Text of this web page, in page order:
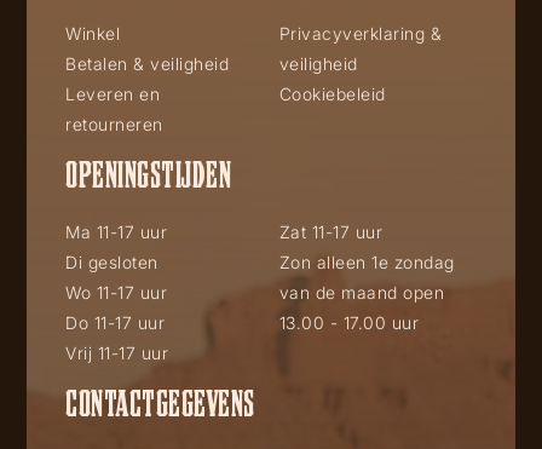
Winkel
Betalen & veiligheid
Leveren en
retourneren
Privacyverklaring &
veiligheid
Cookiebeleid
OPENINGSTIJDEN
Ma 11-17 uur
Di gesloten
Wo 11-17 uur
Do 11-17 uur
Vrij 11-17 uur
Zat 11-17 uur
Zon alleen 1e zondag
van de maand open
13.00 - 17.00 uur
CONTACTGEGEVENS